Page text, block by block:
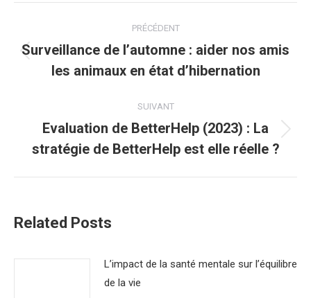
article
PRÉCÉDENT
Article
précédent
Surveillance de l’automne : aider nos amis
les animaux en état d’hibernation
SUIVANT
Article
suivant
:
Evaluation de BetterHelp (2023) : La
stratégie de BetterHelp est elle réelle ?
Related Posts
L’impact de la santé mentale sur l’équilibre
de la vie